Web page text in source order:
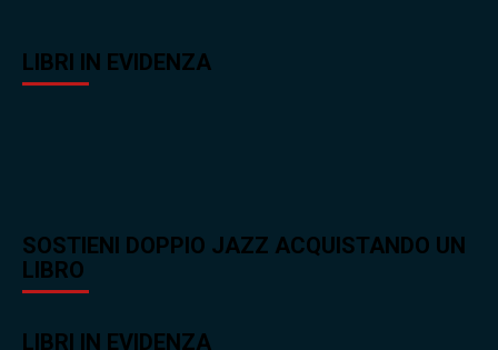
LIBRI IN EVIDENZA
SOSTIENI DOPPIO JAZZ ACQUISTANDO UN
LIBRO
LIBRI IN EVIDENZA